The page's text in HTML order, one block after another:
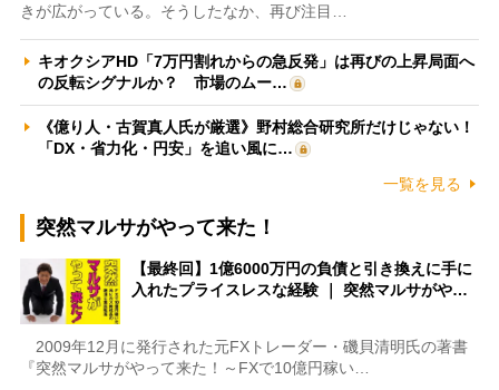
きが広がっている。そうしたなか、再び注目…
キオクシアHD「7万円割れからの急反発」は再びの上昇局面へ
の反転シグナルか？ 市場のムー…
《億り人・古賀真人氏が厳選》野村総合研究所だけじゃない！
「DX・省力化・円安」を追い風に…
一覧を見る
突然マルサがやって来た！
【最終回】1億6000万円の負債と引き換えに手に
入れたプライスレスな経験 ｜ 突然マルサがや…
2009年12月に発行された元FXトレーダー・磯貝清明氏の著書
『突然マルサがやって来た！～FXで10億円稼い…